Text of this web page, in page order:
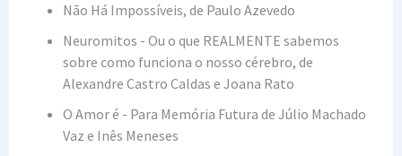
Não Há Impossíveis, de Paulo Azevedo
Neuromitos - Ou o que REALMENTE sabemos
sobre como funciona o nosso cérebro, de
Alexandre Castro Caldas e Joana Rato
O Amor é - Para Memória Futura de Júlio Machado
Vaz e Inês Meneses